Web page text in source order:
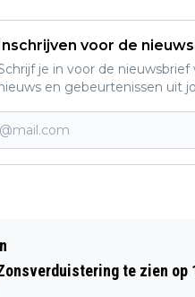
voor de
je in voor de
en gebeurtenissen uit
OP
HEIDE
te zien op